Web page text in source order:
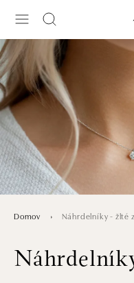
Domov Náhrdelníky - žlté